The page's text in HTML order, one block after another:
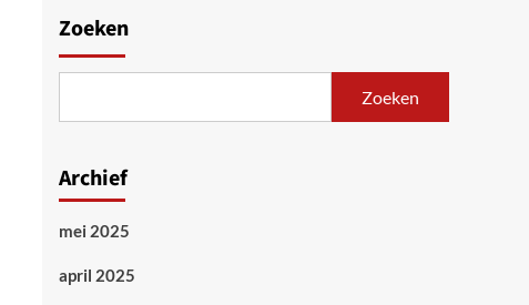
Zoeken
Zoeken
Archief
mei 2025
april 2025